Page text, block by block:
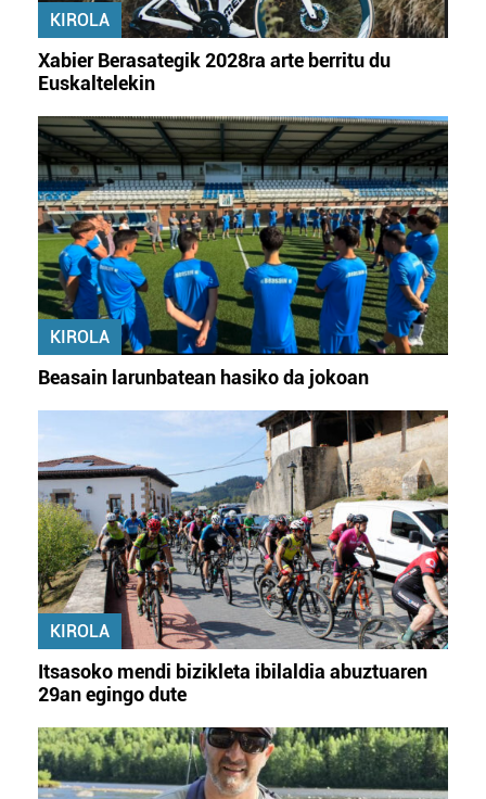
KIROLA
Xabier Berasategik 2028ra arte berritu du
Euskaltelekin
KIROLA
Beasain larunbatean hasiko da jokoan
KIROLA
Itsasoko mendi bizikleta ibilaldia abuztuaren
29an egingo dute